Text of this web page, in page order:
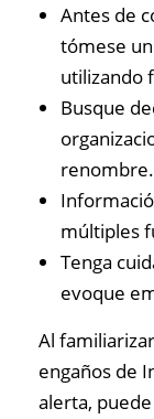
Antes de
tómese
utilizando
Busque
renombre.
múltiples
Tenga
evoque
Al
engaños de
alerta,